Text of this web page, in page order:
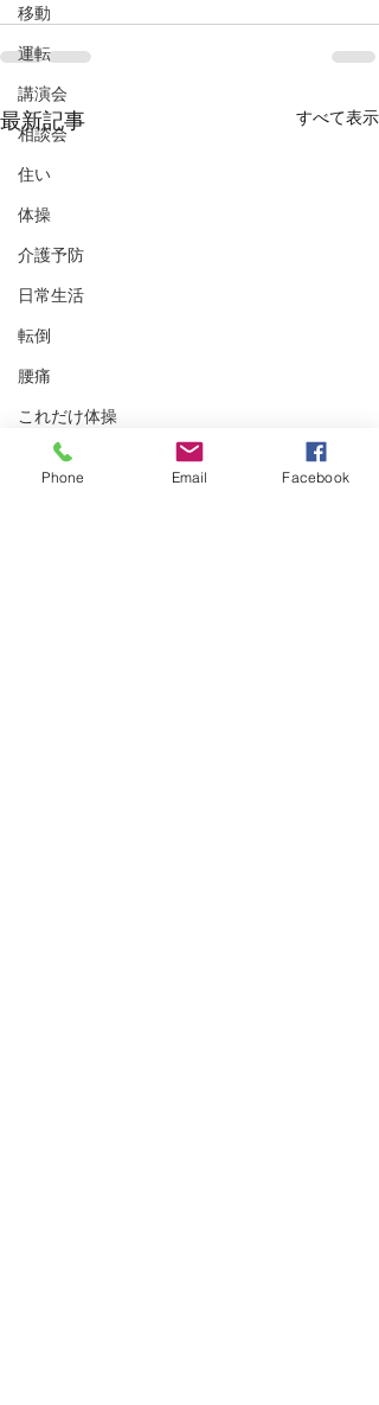
移動
運転
講演会
相談会
住い
体操
介護予防
日常生活
転倒
腰痛
これだけ体操
コロナ
最新記事 すべて表示
Phone Email Facebook